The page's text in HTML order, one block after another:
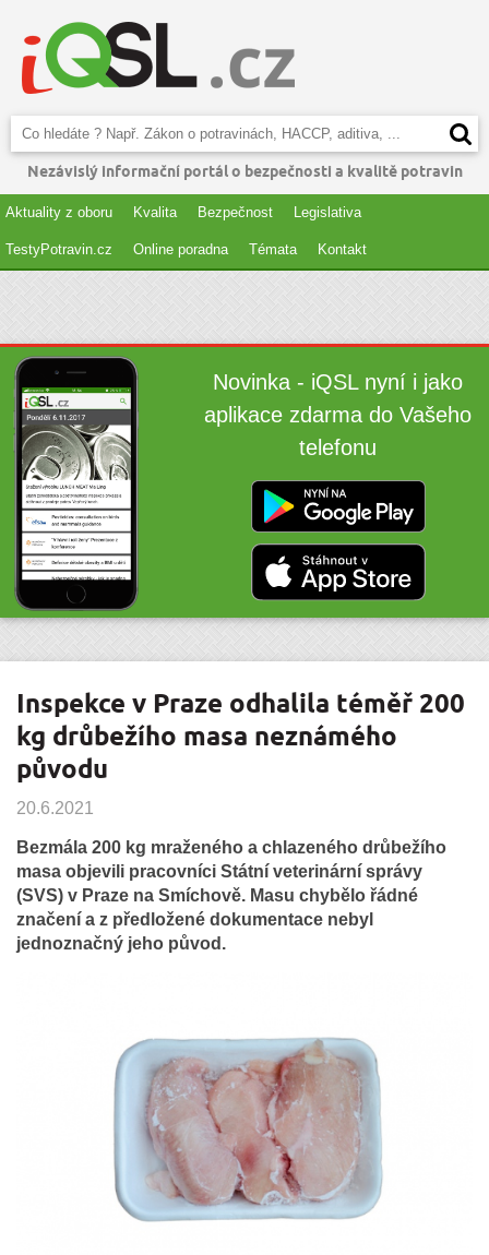
Nezávislý informační portál o bezpečnosti a kvalitě potravin
Aktuality z oboru Kvalita Bezpečnost Legislativa
TestyPotravin.cz Online poradna Témata Kontakt
Novinka - iQSL nyní i jako
aplikace zdarma do Vašeho
telefonu
Inspekce v Praze odhalila téměř 200
kg drůbežího masa neznámého
původu
20.6.2021
Bezmála 200 kg mraženého a chlazeného drůbežího
masa objevili pracovníci Státní veterinární správy
(SVS) v Praze na Smíchově. Masu chybělo řádné
značení a z předložené dokumentace nebyl
jednoznačný jeho původ.